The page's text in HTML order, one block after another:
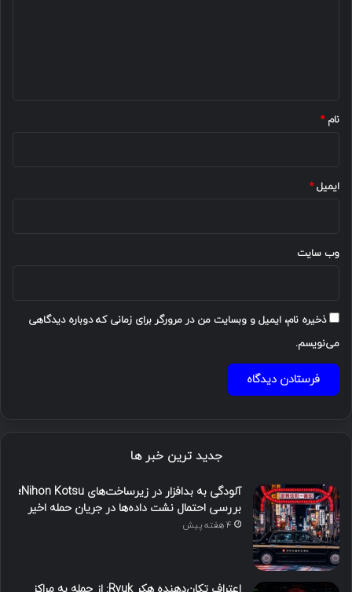
نام*
ایمیل*
وب‌ سایت
ذخیره نام، ایمیل و وبسایت من در مرورگر برای زمانی که دوباره دیدگاهی
می‌نویسم.
جدید ترین خبر ها
آلودگی به بدافزار در زیرساخت‌های Nihon Kotsu؛
بررسی احتمال نشت داده‌ها در جریان حمله اخیر
4 هفته پیش